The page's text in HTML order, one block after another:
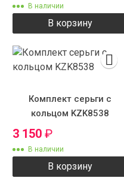
В наличии
В корзину
Комплект серьги с
кольцом KZK8538
3 150 ₽
В наличии
В корзину